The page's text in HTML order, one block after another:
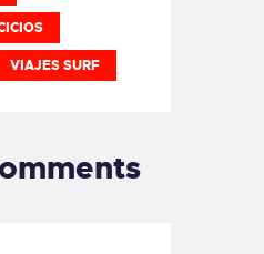
VIAJES SURF